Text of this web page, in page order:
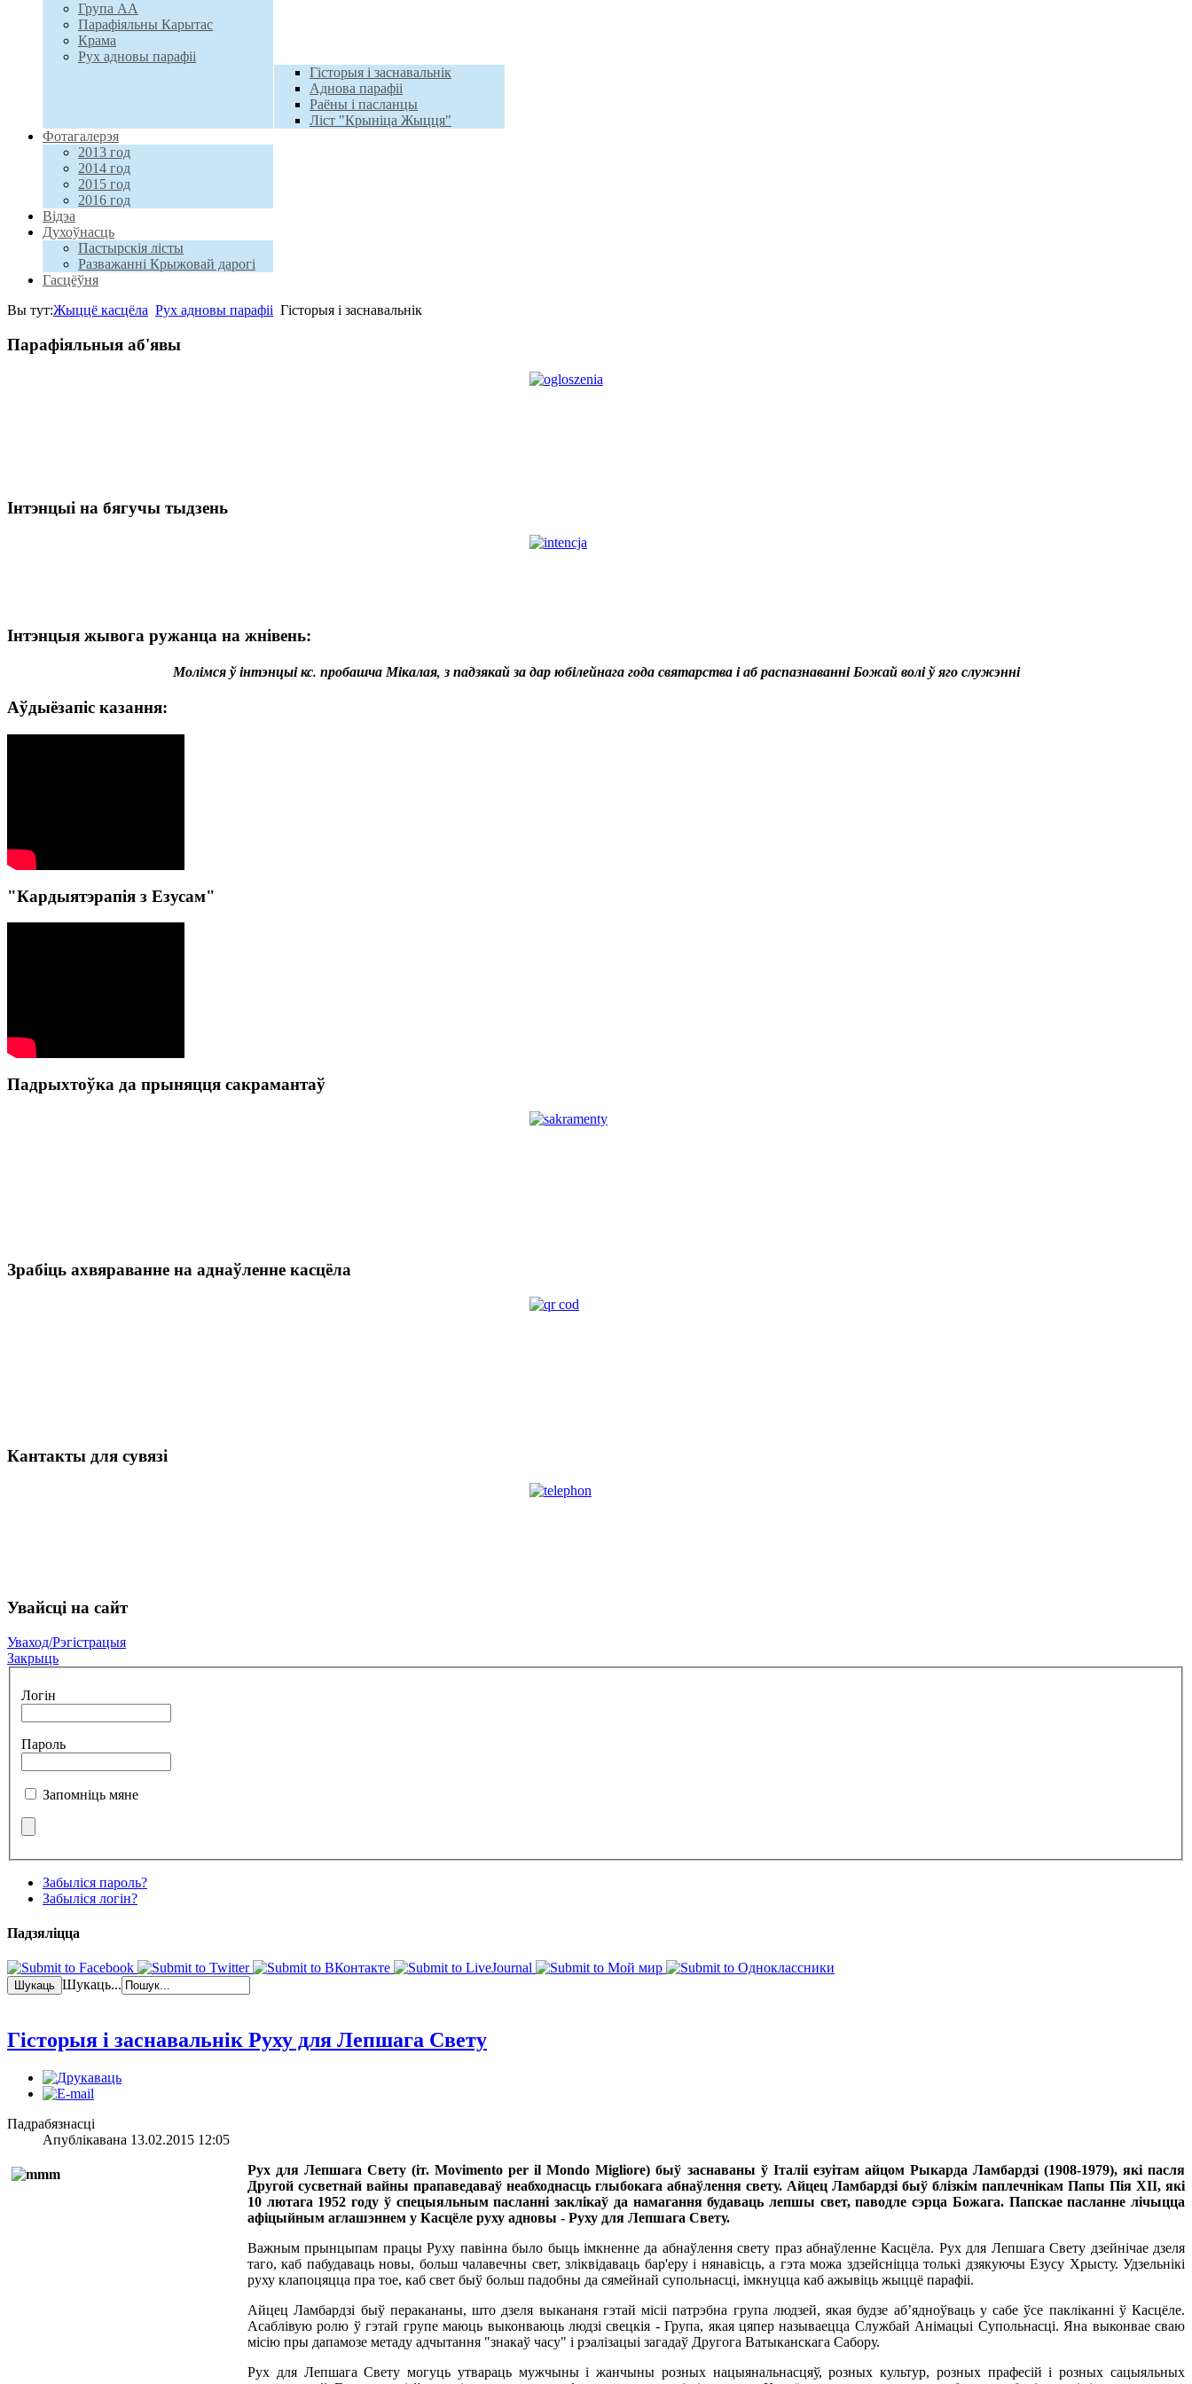
Група АА
Парафіяльны Карытас
Крама
Рух адновы парафіі
Гісторыя і заснавальнік
Аднова парафіі
Раёны і пасланцы
Ліст "Крыніца Жыцця"
Фотагалерэя
2013 год
2014 год
2015 год
2016 год
Відэа
Духоўнасць
Пастырскія лісты
Разважанні Крыжовай дарогі
Гасцёўня
Вы тут:Жыццё касцёла Рух адновы парафіі Гісторыя і заснавальнік
Парафіяльныя аб'явы
Інтэнцыі на бягучы тыдзень
Інтэнцыя жывога ружанца на жнівень:
Молімся ў інтэнцыі кс. пробашча Мікалая, з падзякай за дар юбілейнага года святарства і аб распазнаванні Божай волі ў яго служэнні
Аўдыёзапіс казання:
"Кардыятэрапія з Езусам"
Падрыхтоўка да прыняцця сакрамантаў
Зрабіць ахвяраванне на аднаўленне касцёла
Кантакты для сувязі
Увайсцi на сайт
Уваход/Рэгістрацыя
Закрыць
Логін
Пароль
Запомніць мяне
Забыліся пароль?
Забыліся логін?
Падзялiцца
Шукаць...
Гісторыя і заснавальнік Руху для Лепшага Свету
Падрабязнасці
Апублікавана 13.02.2015 12:05
Рух для Лепшага Свету (iт. Movimento per il Mondo Migliore) быў заснаваны ў Італіі езуітам айцом Рыкарда Ламбардзі (1908-1979), які пасля
Другой сусветнай вайны прапаведаваў неабходнасць глыбокага абнаўлення свету. Айцец Ламбардзі быў блізкім паплечнікам Папы Пія XII, які
10 лютага 1952 году ў спецыяльным пасланні заклікаў да намагання будаваць лепшы свет, паводле сэрца Божага. Папскае пасланне лічыцца
афіцыйным аглашэннем у Касцёле руху адновы - Руху для Лепшага Свету.
Важным прынцыпам працы Руху павінна было быць імкненне да абнаўлення свету праз абнаўленне Касцёла. Рух для Лепшага Свету дзейнічае дзеля
таго, каб пабудаваць новы, больш чалавечны свет, зліквідаваць бар'еру і нянавісць, а гэта можа здзейсніцца толькі дзякуючы Езусу Хрысту. Удзельнікі
руху клапоцяцца пра тое, каб свет быў больш падобны да сямейнай супольнасці, імкнуцца каб ажывіць жыццё парафіі.
Айцец Ламбардзі быў перакананы, што дзеля выкананя гэтай місіі патрэбна група людзей, якая будзе аб’ядноўваць у сабе ўсе пакліканні ў Касцёле.
Асаблівую ролю ў гэтай групе маюць выконваюць людзі свецкія - Група, якая цяпер называецца Службай Анімацыі Супольнасці. Яна выконвае сваю
місію пры дапамозе метаду адчытання "знакаў часу" і рэалізацыі загадаў Другога Ватыканскага Сабору.
Рух для Лепшага Свету могуць утвараць мужчыны і жанчыны розных нацыянальнасцяў, розных культур, розных прафесій і розных сацыяльных